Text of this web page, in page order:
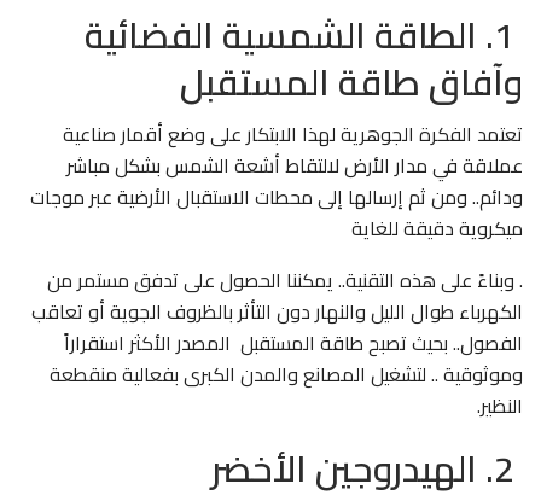
1. الطاقة الشمسية الفضائية
وآفاق طاقة المستقبل
تعتمد الفكرة الجوهرية لهذا الابتكار على وضع أقمار صناعية
عملاقة في مدار الأرض لالتقاط أشعة الشمس بشكل مباشر
ودائم.. ومن ثم إرسالها إلى محطات الاستقبال الأرضية عبر موجات
ميكروية دقيقة للغاية
. وبناءً على هذه التقنية.. يمكننا الحصول على تدفق مستمر من
الكهرباء طوال الليل والنهار دون التأثر بالظروف الجوية أو تعاقب
الفصول.. بحيث تصبح طاقة المستقبل المصدر الأكثر استقراراً
وموثوقية .. لتشغيل المصانع والمدن الكبرى بفعالية منقطعة
النظير.